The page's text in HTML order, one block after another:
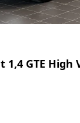
1,4 GTE High